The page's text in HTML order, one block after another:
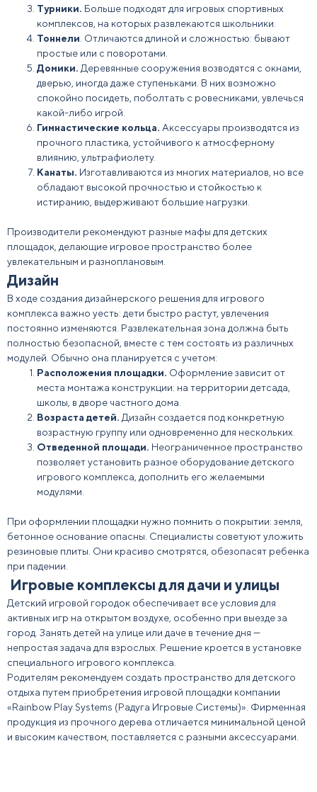
Турники. Больше подходят для игровых спортивных
комплексов, на которых развлекаются школьники.
Тоннели . Отличаются длиной и сложностью: бывают
простые или с поворотами.
Домики. Деревянные сооружения возводятся с окнами,
дверью, иногда даже ступеньками. В них возможно
спокойно посидеть, поболтать с ровесниками, увлечься
какой-либо игрой
Гимнастические кольца. Аксессуары производятся из
прочного пластика, устойчивого к атмосферному
влиянию, ультрафиолету.
Канаты. Изготавливаются из многих материалов, но все
обладают высокой прочностью и стойкостью к
истиранию, выдерживают большие нагрузки.
Производители рекомендуют разные мафы для детских
площадок, делающие игровое пространство более
увлекательным и разноплановым.
Дизайн
В ходе создания дизайнерского решения для игрового
комплекса важно уесть: дети быстро растут, увлечения
постоянно изменяются. Развлекательная зона должна быть
полностью безопасной, вместе с тем состоять из различных
модулей. Обычно она планируется с учетом:
Расположения площадки. Оформление зависит от
места монтажа конструкции: на территории детсада,
школы, в дворе частного дома
Возраста детей. Дизайн создается под конкретную
возрастную группу или одновременно для нескольких.
Отведенной площади. Неограниченное пространство
позволяет установить разное оборудование детского
игрового комплекса , дополнить его желаемыми
модулями.
При оформлении площадки нужно помнить о покрытии: земля,
бетонное основание опасны. Специалисты советуют уложить
резиновые плиты. Они красиво смотрятся, обезопасят ребенка
при падении.
Игровые комплексы для дачи и улицы
Детский игровой городок обеспечивает все условия для
активных игр на открытом воздухе, особенно при выезде за
город. Занять детей на улице или даче в течение дня —
непростая задача для взрослых. Решение кроется в установке
специального игрового комплекса.
Родителям рекомендуем создать пространство для детского
отдыха путем приобретения игровой площадки компании
«Rainbow Play Systems (Радуга Игровые Системы)». Фирменная
продукция из прочного дерева отличается минимальной ценой
и высоким качеством, поставляется с разными аксессуарами.